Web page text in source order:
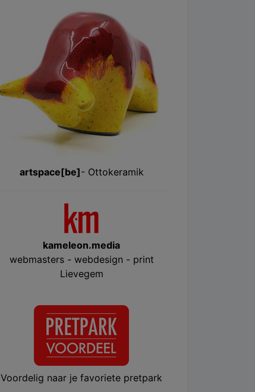
artspace[be]- Ottokeramik
kameleon.media
webmasters - webdesign - print
Lievegem
Voordelig naar je favoriete pretpark